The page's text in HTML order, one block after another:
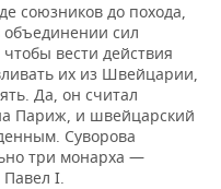
союзников до похода,
сил
вести действия
их из Швейцарии,
Да, он считал
Париж, и швейцарский
Суворова
три монарха —
I.